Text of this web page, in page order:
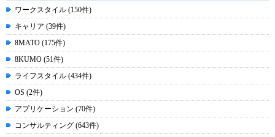
ワークスタイル (150件)
キャリア (39件)
8MATO (175件)
8KUMO (51件)
ライフスタイル (434件)
OS (2件)
アプリケーション (70件)
コンサルティング (643件)